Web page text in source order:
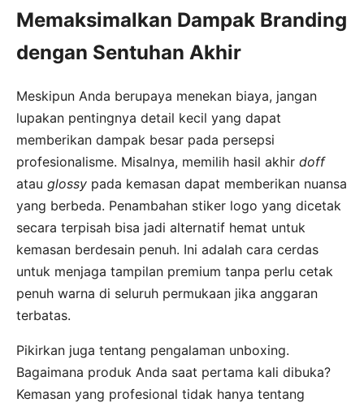
Memaksimalkan Dampak Branding
dengan Sentuhan Akhir
Meskipun Anda berupaya menekan biaya, jangan
lupakan pentingnya detail kecil yang dapat
memberikan dampak besar pada persepsi
profesionalisme. Misalnya, memilih hasil akhir doff
atau glossy pada kemasan dapat memberikan nuansa
yang berbeda. Penambahan stiker logo yang dicetak
secara terpisah bisa jadi alternatif hemat untuk
kemasan berdesain penuh. Ini adalah cara cerdas
untuk menjaga tampilan premium tanpa perlu cetak
penuh warna di seluruh permukaan jika anggaran
terbatas.
Pikirkan juga tentang pengalaman unboxing.
Bagaimana produk Anda saat pertama kali dibuka?
Kemasan yang profesional tidak hanya tentang